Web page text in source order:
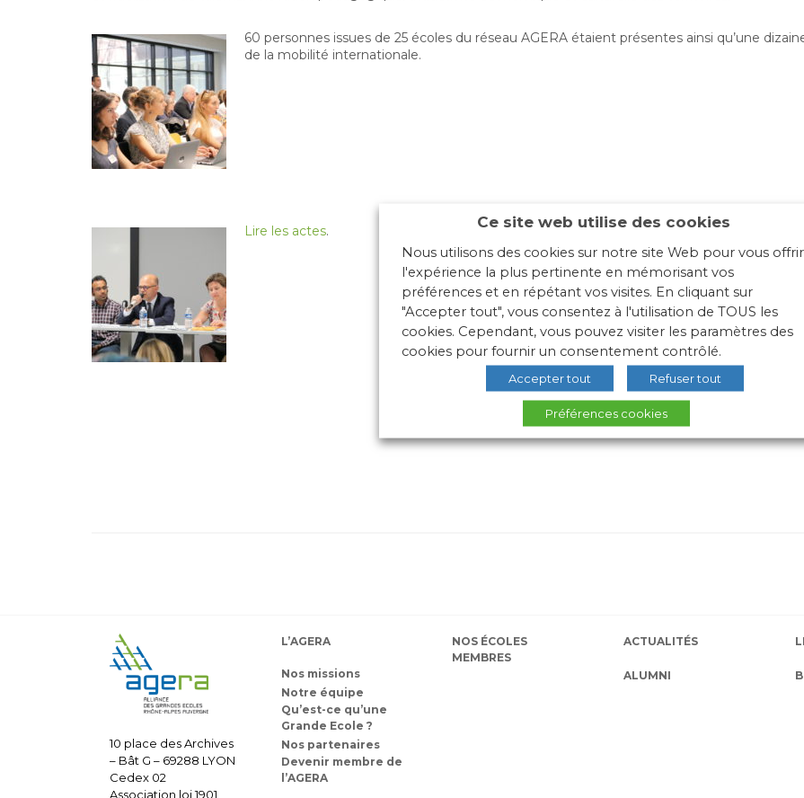
60 personnes issues de 25 écoles du réseau AGERA étaient présentes ainsi qu’une
de la mobilité internationale.
Lire les actes.
10 place des Archives
– Bât G – 69288 LYON
Cedex 02
Association loi 1901
L’AGERA
Nos missions
Notre équipe
Qu’est-ce qu’une
Grande Ecole ?
Nos partenaires
Devenir membre de
l’AGERA
NOS ÉCOLES
MEMBRES
ACTUALITÉS
ALUMNI
Ce site web utilise des cookies
Nous utilisons des cookies sur notre site Web pour vous offrir
l'expérience la plus pertinente en mémorisant vos
préférences et en répétant vos visites. En cliquant sur
"Accepter tout", vous consentez à l'utilisation de TOUS les
cookies. Cependant, vous pouvez visiter les paramètres des
cookies pour fournir un consentement contrôlé.
Accepter tout Refuser tout
Préférences cookies